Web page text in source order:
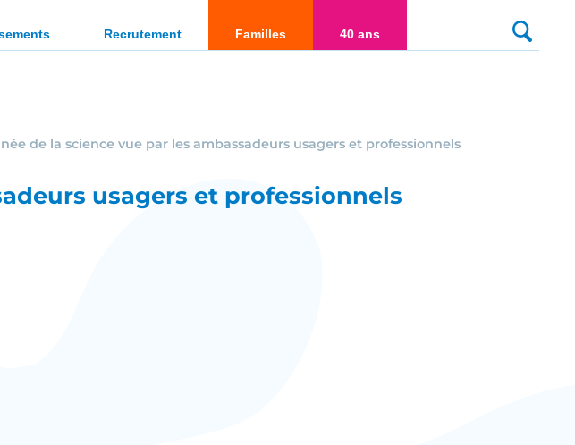
de handicap ou en difficulté
Recrutement Familles 40 ans
de la science vue par les ambassadeurs usagers et professionnels
usagers et professionnels